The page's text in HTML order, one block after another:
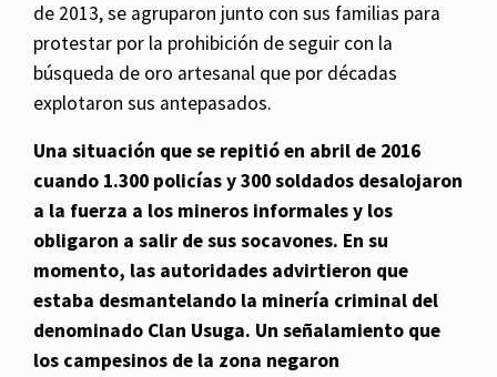
de 2013, se agruparon junto con sus familias para
protestar por la prohibición de seguir con la
búsqueda de oro artesanal que por décadas
explotaron sus antepasados.
Una situación que se repitió en abril de 2016
cuando 1.300 policías y 300 soldados desalojaron
a la fuerza a los mineros informales y los
obligaron a salir de sus socavones. En su
momento, las autoridades advirtieron que
estaba desmantelando la minería criminal del
denominado Clan Usuga. Un señalamiento que
los campesinos de la zona negaron